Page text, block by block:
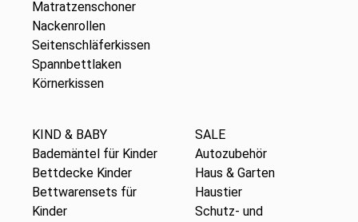
Matratzenschoner
Nackenrollen
Seitenschläferkissen
Spannbettlaken
Körnerkissen
KIND & BABY
Bademäntel für Kinder
Bettdecke Kinder
Bettwarensets für
Kinder
SALE
Autozubehör
Haus & Garten
Haustier
Schutz- und